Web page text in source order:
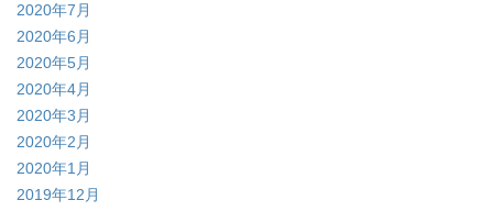
2020年7月
2020年6月
2020年5月
2020年4月
2020年3月
2020年2月
2020年1月
2019年12月